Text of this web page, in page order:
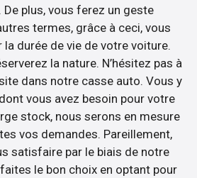
plus, vous ferez un geste
termes, grâce à ceci, vous
durée de vie de votre voiture.
la nature. N’hésitez pas à
dans notre casse auto. Vous y
vous avez besoin pour votre
stock, nous serons en mesure
vos demandes. Pareillement,
satisfaire par le biais de notre
le bon choix en optant pour